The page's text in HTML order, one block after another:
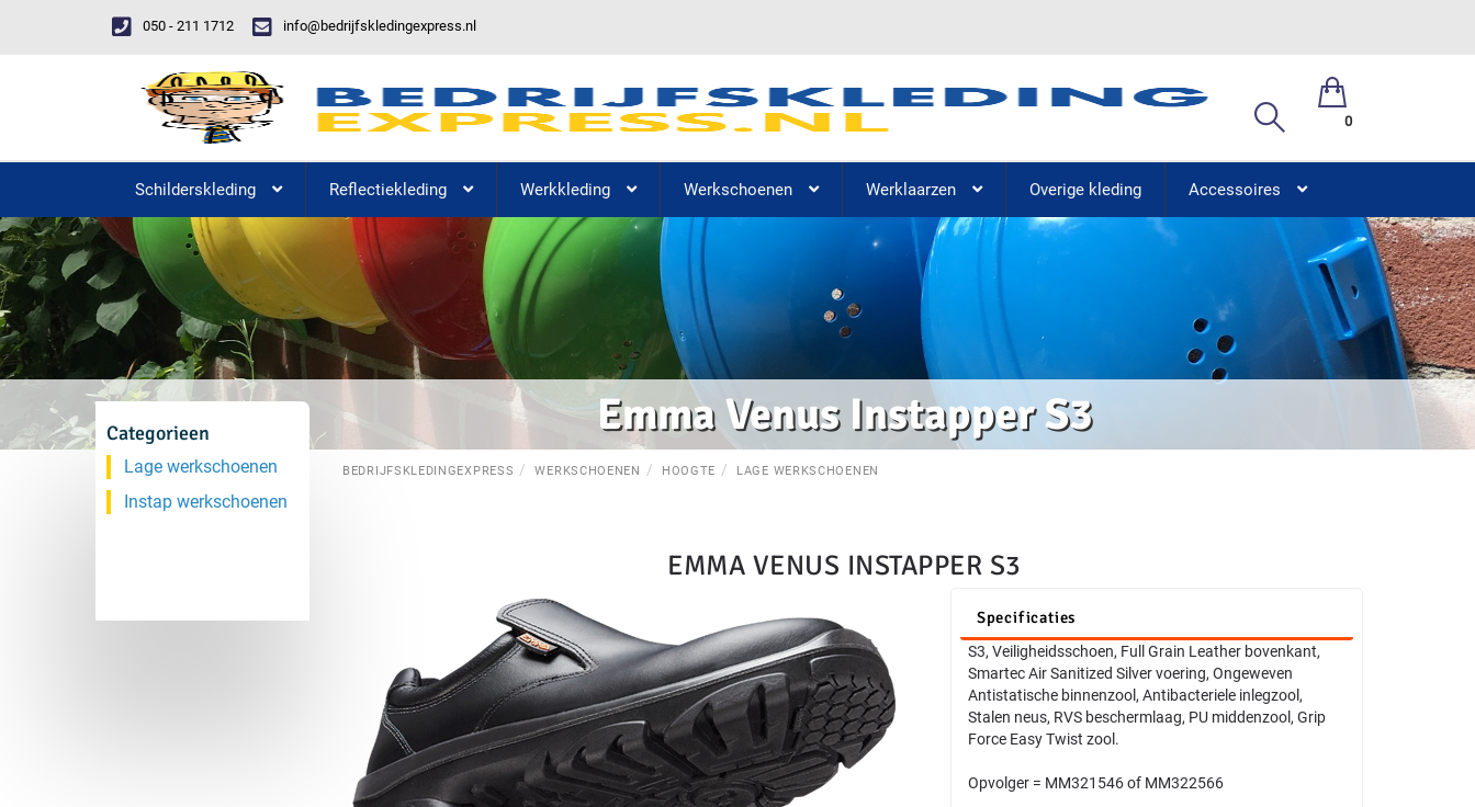
050 - 211 1712 info@bedrijfskledingexpress.nl
0
Schilderskleding Reflectiekleding Werkkleding Werkschoenen Werklaarzen Overige kleding Accessoires
Emma Venus Instapper S3
BEDRIJFSKLEDINGEXPRESS WERKSCHOENEN HOOGTE LAGE WERKSCHOENEN
EMMA VENUS INSTAPPER S3
Specificaties
S3, Veiligheidsschoen, Full Grain Leather bovenkant,
Smartec Air Sanitized Silver voering, Ongeweven
Antistatische binnenzool, Antibacteriele inlegzool,
Stalen neus, RVS beschermlaag, PU middenzool, Grip
Force Easy Twist zool.
Opvolger = MM321546 of MM322566
Categorieen
Lage werkschoenen
Instap werkschoenen